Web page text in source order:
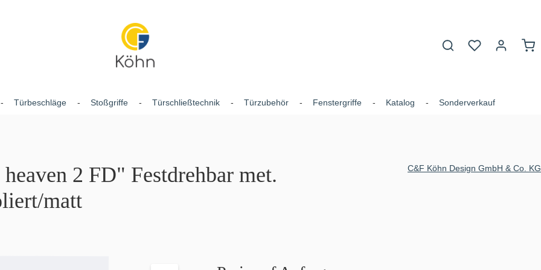
Du hast 0
Türbeschläge Stoßgriffe Türschließtechnik Türzubehör Fenstergriffe Katalog Sonderverkauf
2 FD" Festdrehbar met.
matt
C&F Köhn Design GmbH & Co. KG